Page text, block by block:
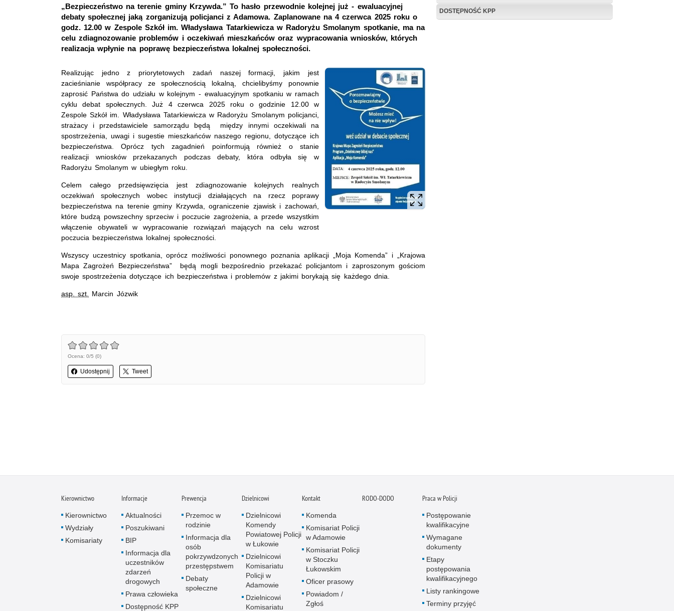
„Bezpieczeństwo na terenie gminy Krzywda.” To hasło przewodnie kolejnej już - ewaluacyjnej
debaty społecznej jaką zorganizują policjanci z Adamowa. Zaplanowane na 4 czerwca 2025 roku o
godz. 12.00 w Zespole Szkół im. Władysława Tatarkiewicza w Radoryżu Smolanym spotkanie, ma na
celu zdiagnozowanie problemów i oczekiwań mieszkańców oraz wypracowania wniosków, których
realizacja wpłynie na poprawę bezpieczeństwa lokalnej społeczności.
Realizując jedno z priorytetowych zadań naszej formacji, jakim jest
zacieśnianie współpracy ze społecznością lokalną, chcielibyśmy ponownie
zaprosić Państwa do udziału w kolejnym - ewaluacyjnym spotkaniu w ramach
cyklu debat społecznych. Już 4 czerwca 2025 roku o godzinie 12.00 w
Zespole Szkół im. Władysława Tatarkiewicza w Radoryżu Smolanym policjanci,
strażacy i przedstawiciele samorządu będą między innymi oczekiwali na
spostrzeżenia, uwagi i sugestie mieszkańców naszego regionu, dotyczące ich
bezpieczeństwa. Oprócz tych zagadnień poinformują również o stanie
realizacji wniosków przekazanych podczas debaty, która odbyła się w
Radoryżu Smolanym w ubiegłym roku.
Celem całego przedsięwzięcia jest zdiagnozowanie kolejnych realnych
oczekiwań społecznych wobec instytucji działających na rzecz poprawy
bezpieczeństwa na terenie gminy Krzywda, ograniczenie zjawisk i zachowań,
które budzą powszechny sprzeciw i poczucie zagrożenia, a przede wszystkim
włączenie obywateli w wypracowanie rozwiązań mających na celu wzrost
poczucia bezpieczeństwa lokalnej społeczności.
Wszyscy uczestnicy spotkania, oprócz możliwości ponownego poznania aplikacji „Moja Komenda” i „Krajowa
Mapa Zagrożeń Bezpieczeństwa” będą mogli bezpośrednio przekazać policjantom i zaproszonym gościom
swoje spostrzeżenia dotyczące ich bezpieczeństwa i problemów z jakimi borykają się każdego dnia.
asp. szt. Marcin Józwik
Ocena: 0/5 (0)
Udostępnij Tweet
DOSTĘPNOŚĆ KPP
Kierownictwo
Kierownictwo
Wydziały
Komisariaty
Informacje
Aktualności
Poszukiwani
BIP
Informacja dla
uczestników
zdarzeń
drogowych
Prawa człowieka
Dostępność KPP
Prewencja
Przemoc w
rodzinie
Informacja dla
osób
pokrzywdzonych
przestępstwem
Debaty
społeczne
Dzielnicowi
Dzielnicowi
Komendy
Powiatowej Policji
w Łukowie
Dzielnicowi
Komisariatu
Policji w
Adamowie
Dzielnicowi
Komisariatu
Kontakt
Komenda
Komisariat Policji
w Adamowie
Komisariat Policji
w Stoczku
Łukowskim
Oficer prasowy
Powiadom /
Zgłoś
RODO-DODO Praca w Policji
Postępowanie
kwalifikacyjne
Wymagane
dokumenty
Etapy
postępowania
kwalifikacyjnego
Listy rankingowe
Terminy przyjęć